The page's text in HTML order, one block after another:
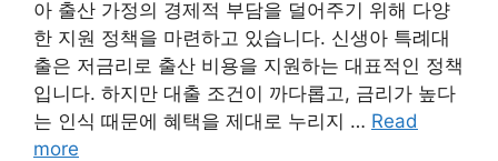
아 출산 가정의 경제적 부담을 덜어주기 위해 다양
한 지원 정책을 마련하고 있습니다. 신생아 특례대
출은 저금리로 출산 비용을 지원하는 대표적인 정책
입니다. 하지만 대출 조건이 까다롭고, 금리가 높다
는 인식 때문에 혜택을 제대로 누리지 … Read
more